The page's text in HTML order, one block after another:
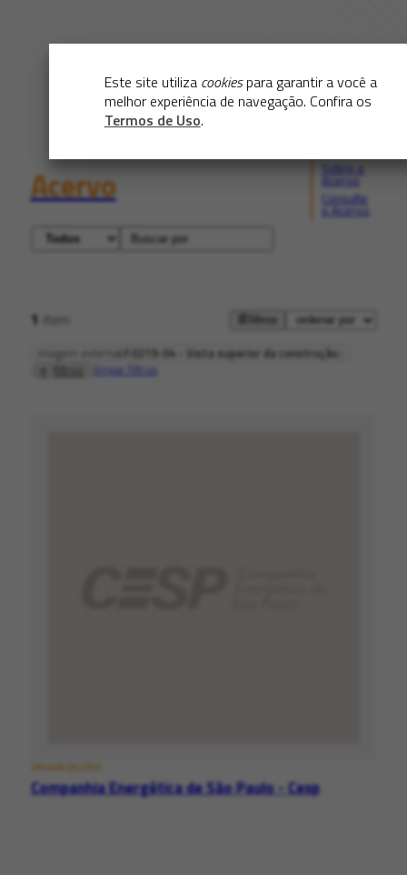
Este site utiliza cookiespara garantir a você a
melhor experiência de navegação. Confira os
Termos de Uso.
Acervo
Consulte
1 item filtros
imagem externaI.F.0219-04 - Vista superior da construção
filtros
limpar filtros
ORGANIZAÇÕES
Companhia Energética de São Paulo - Cesp